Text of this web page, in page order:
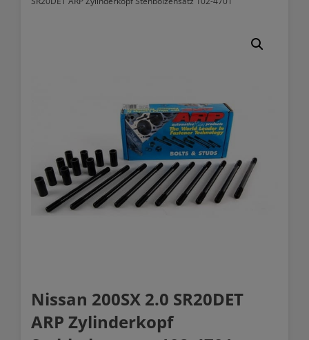
Nissan 200SX 2.0 SR20DET
ARP Zylinderkopf